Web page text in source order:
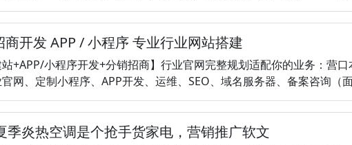
开发 APP / 小程序 专业行业网站搭建
+APP/小程序开发+分销招商】行业官网完整规划适配你的业务：营口
网、定制小程序、APP开发、运维、SEO、域名服务器、备案咨询（
季炎热空调是个抢手货家电，营销推广软文